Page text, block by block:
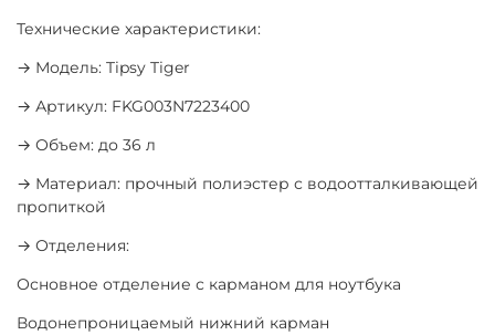
Технические характеристики:
→ Модель: Tipsy Tiger
→ Артикул: FKG003N7223400
→ Объем: до 36 л
→ Материал: прочный полиэстер с водоотталкивающей
пропиткой
→ Отделения:
Основное отделение с карманом для ноутбука
Водонепроницаемый нижний карман